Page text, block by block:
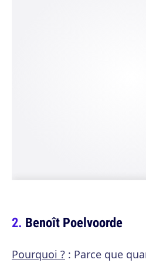
Benoît Poelvoorde
Pourquoi ? : Parce que